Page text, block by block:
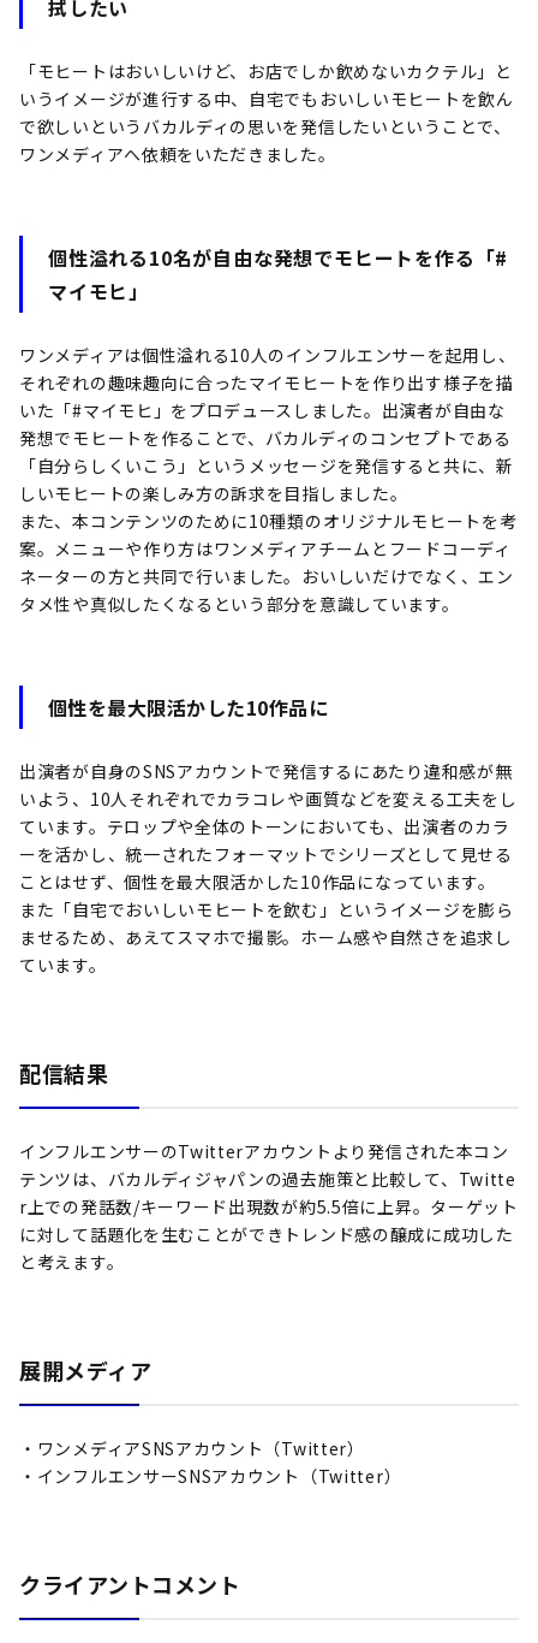
拭したい
「モヒートはおいしいけど、お店でしか飲めないカクテル」と
いうイメージが進行する中、自宅でもおいしいモヒートを飲ん
で欲しいというバカルディの思いを発信したいということで、
ワンメディアへ依頼をいただきました。
個性溢れる10名が自由な発想でモヒートを作る「#
マイモヒ」
ワンメディアは個性溢れる10⼈のインフルエンサーを起用し、
それぞれの趣味趣向に合ったマイモヒートを作り出す様子を描
いた「#マイモヒ」をプロデュースしました。出演者が自由な
発想でモヒートを作ることで、バカルディのコンセプトである
「自分らしくいこう」というメッセージを発信すると共に、新
しいモヒートの楽しみ方の訴求を目指しました。
また、本コンテンツのために10種類のオリジナルモヒートを考
案。メニューや作り方はワンメディアチームとフードコーディ
ネーターの方と共同で行いました。おいしいだけでなく、エン
タメ性や真似したくなるという部分を意識しています。
個性を最大限活かした10作品に
出演者が自身のSNSアカウントで発信するにあたり違和感が無
いよう、10人それぞれでカラコレや画質などを変える工夫をし
ています。テロップや全体のトーンにおいても、出演者のカラ
ーを活かし、統一されたフォーマットでシリーズとして見せる
ことはせず、個性を最大限活かした10作品になっています。
また「自宅でおいしいモヒートを飲む」というイメージを膨ら
ませるため、あえてスマホで撮影。ホーム感や自然さを追求し
ています。
配信結果
インフルエンサーのTwitterアカウントより発信された本コン
テンツは、バカルディジャパンの過去施策と比較して、Twitte
r上での発話数/キーワード出現数が約5.5倍に上昇。ターゲット
に対して話題化を生むことができトレンド感の醸成に成功した
と考えます。
展開メディア
・ワンメディアSNSアカウント（Twitter）
・インフルエンサーSNSアカウント（Twitter）
クライアントコメント